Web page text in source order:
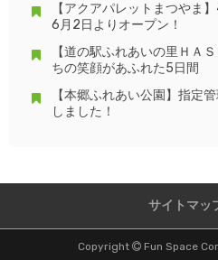
【アクアパレットまつやま
6月2日よりオープン！
【道の駅ふれあいの里ＨＡ
ちの笑顔があふれた5日間
【本郷ふれあい公園】指定
しました！
サイトマッ
Copyright Fun Space